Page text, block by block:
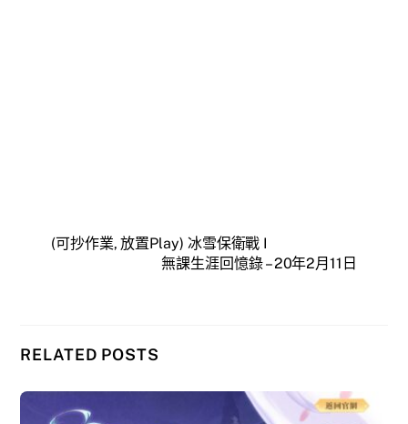
(可抄作業, 放置Play) 冰雪保衛戰 I
無課生涯回憶錄 – 20年2月11日
RELATED POSTS